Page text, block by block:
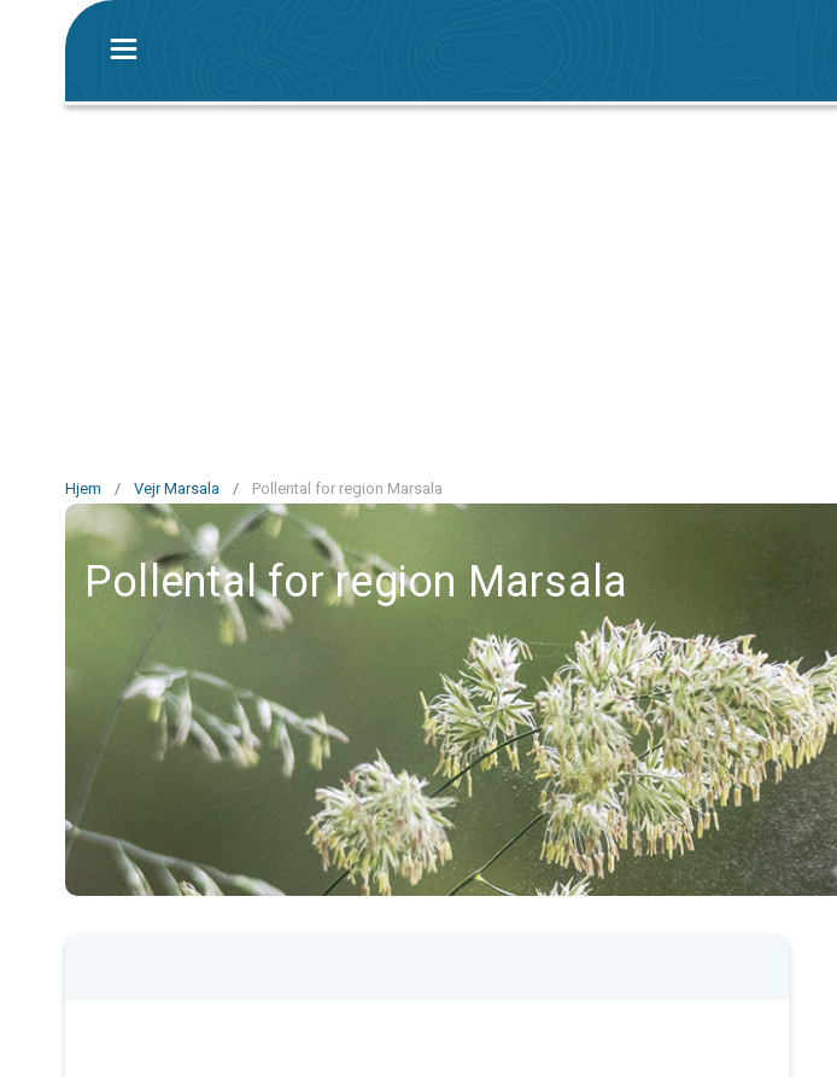
Hjem / Vejr Marsala / Pollental for region Marsala
Pollental for region Marsala